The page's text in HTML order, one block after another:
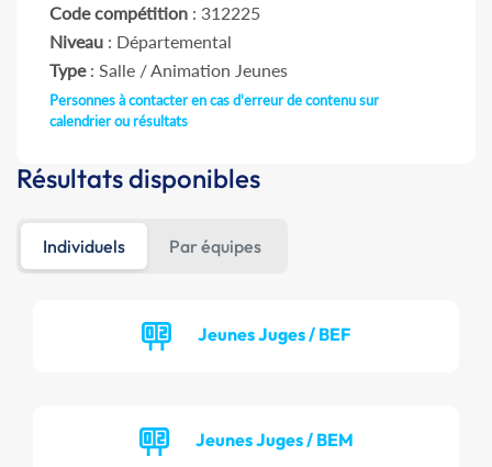
Code compétition : 312225
Niveau : Départemental
Type: Salle / Animation Jeunes
Personnes à contacter en cas d'erreur de contenu sur
calendrier ou résultats
Résultats disponibles
Individuels Par équipes
Jeunes Juges / BEF
Jeunes Juges / BEM